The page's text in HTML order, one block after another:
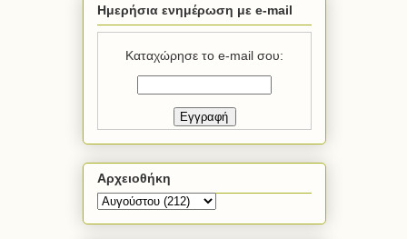
Ημερήσια ενημέρωση με e-mail
Καταχώρησε το e-mail σου:
Αρχειοθήκη